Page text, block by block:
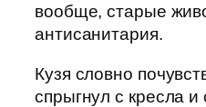
вообще, старые
антисанитария.
Кузя словно
спрыгнул с кресла и